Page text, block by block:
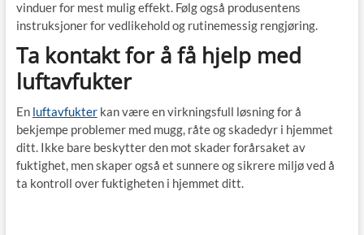
vinduer for mest mulig effekt. Følg også produsentens
instruksjoner for vedlikehold og rutinemessig rengjøring.
Ta kontakt for å få hjelp med
luftavfukter
En luftavfukterkan være en virkningsfull løsning for å
bekjempe problemer med mugg, råte og skadedyr i hjemmet
ditt. Ikke bare beskytter den mot skader forårsaket av
fuktighet, men skaper også et sunnere og sikrere miljø ved å
ta kontroll over fuktigheten i hjemmet ditt.